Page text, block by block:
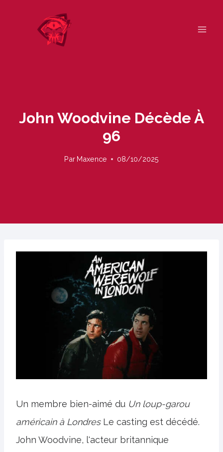
John Woodvine Décède À
96
Par Maxence 08/10/2025
Un membre bien-aimé du Un loup-garou
américain à LondresLe casting est décédé.
John Woodvine, l'acteur britannique